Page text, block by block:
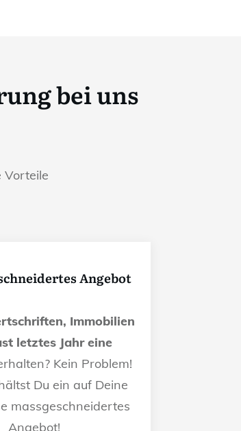
bei uns
Vorteile
Angebot
Immobilien
letztes Jahr eine
Kein Problem!
Du ein auf Deine
massgeschneidertes
Angebot!